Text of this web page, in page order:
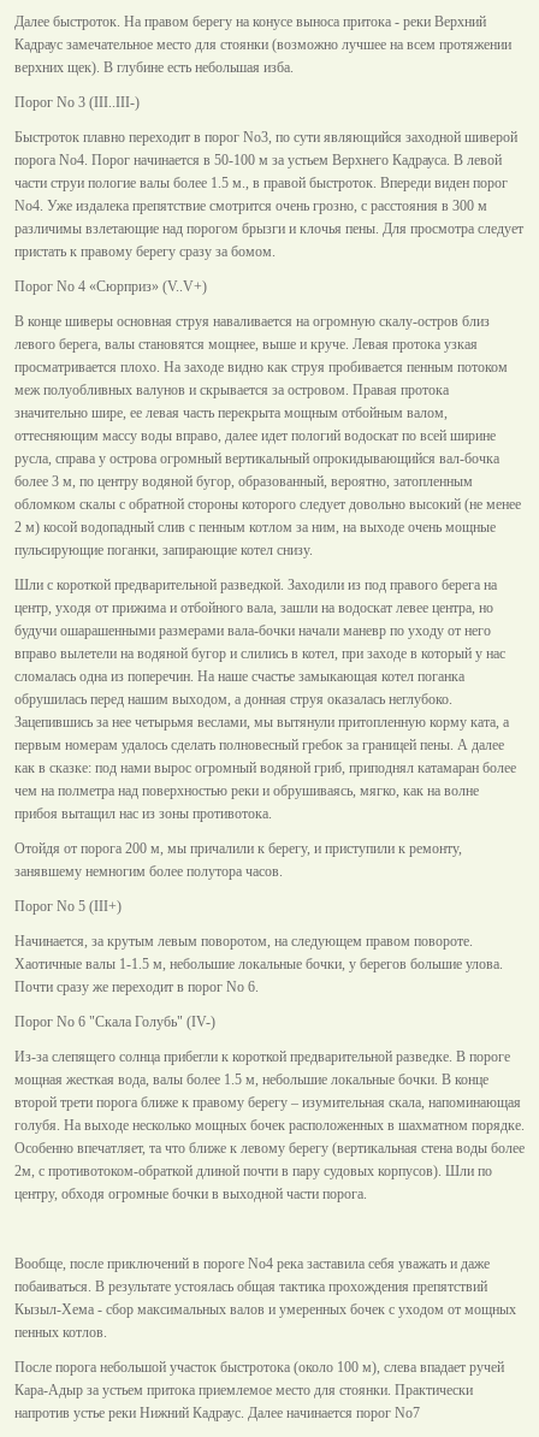
Далее быстроток. На правом берегу на конусе выноса притока - реки Верхний
Кадраус замечательное место для стоянки (возможно лучшее на всем протяжении
верхних щек). В глубине есть небольшая изба.
Порог No 3 (III..III-)
Быстроток плавно переходит в порог No3, по сути являющийся заходной шиверой
порога No4. Порог начинается в 50-100 м за устьем Верхнего Кадрауса. В левой
части струи пологие валы более 1.5 м., в правой быстроток. Впереди виден порог
No4. Уже издалека препятствие смотрится очень грозно, с расстояния в 300 м
различимы взлетающие над порогом брызги и клочья пены. Для просмотра следует
пристать к правому берегу сразу за бомом.
Порог No 4 «Сюрприз» (V..V+)
В конце шиверы основная струя наваливается на огромную скалу-остров близ
левого берега, валы становятся мощнее, выше и круче. Левая протока узкая
просматривается плохо. На заходе видно как струя пробивается пенным потоком
меж полуобливных валунов и скрывается за островом. Правая протока
значительно шире, ее левая часть перекрыта мощным отбойным валом,
оттесняющим массу воды вправо, далее идет пологий водоскат по всей ширине
русла, справа у острова огромный вертикальный опрокидывающийся вал-бочка
более 3 м, по центру водяной бугор, образованный, вероятно, затопленным
обломком скалы с обратной стороны которого следует довольно высокий (не менее
2 м) косой водопадный слив с пенным котлом за ним, на выходе очень мощные
пульсирующие поганки, запирающие котел снизу.
Шли с короткой предварительной разведкой. Заходили из под правого берега на
центр, уходя от прижима и отбойного вала, зашли на водоскат левее центра, но
будучи ошарашенными размерами вала-бочки начали маневр по уходу от него
вправо вылетели на водяной бугор и слились в котел, при заходе в который у нас
сломалась одна из поперечин. На наше счастье замыкающая котел поганка
обрушилась перед нашим выходом, а донная струя оказалась неглубоко.
Зацепившись за нее четырьмя веслами, мы вытянули притопленную корму ката, а
первым номерам удалось сделать полновесный гребок за границей пены. А далее
как в сказке: под нами вырос огромный водяной гриб, приподнял катамаран более
чем на полметра над поверхностью реки и обрушиваясь, мягко, как на волне
прибоя вытащил нас из зоны противотока.
Отойдя от порога 200 м, мы причалили к берегу, и приступили к ремонту,
занявшему немногим более полутора часов.
Порог No 5 (III+)
Начинается, за крутым левым поворотом, на следующем правом повороте.
Хаотичные валы 1-1.5 м, небольшие локальные бочки, у берегов большие улова.
Почти сразу же переходит в порог No 6.
Порог No 6 "Скала Голубь" (IV-)
Из-за слепящего солнца прибегли к короткой предварительной разведке. В пороге
мощная жесткая вода, валы более 1.5 м, небольшие локальные бочки. В конце
второй трети порога ближе к правому берегу – изумительная скала, напоминающая
голубя. На выходе несколько мощных бочек расположенных в шахматном порядке.
Особенно впечатляет, та что ближе к левому берегу (вертикальная стена воды более
2м, с противотоком-обраткой длиной почти в пару судовых корпусов). Шли по
центру, обходя огромные бочки в выходной части порога.
Вообще, после приключений в пороге No4 река заставила себя уважать и даже
побаиваться. В результате устоялась общая тактика прохождения препятствий
Кызыл-Хема - сбор максимальных валов и умеренных бочек с уходом от мощных
пенных котлов.
После порога небольшой участок быстротока (около 100 м), слева впадает ручей
Кара-Адыр за устьем притока приемлемое место для стоянки. Практически
напротив устье реки Нижний Кадраус. Далее начинается порог No7